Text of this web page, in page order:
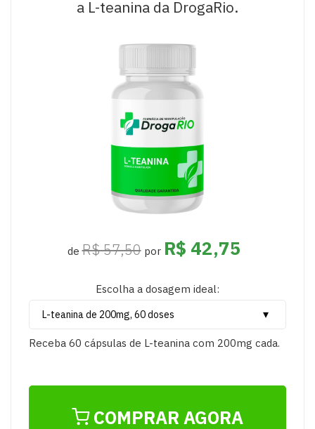
a L-teanina da DrogaRio.
deR$ 57,50por R$ 42,75
Escolha a dosagem ideal:
Receba 60 cápsulas de L-teanina com 200mg cada.
COMPRAR AGORA